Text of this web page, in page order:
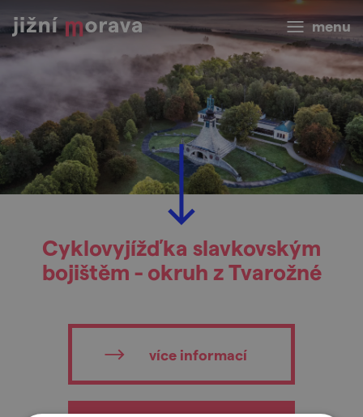
menu
Cyklovyjížďka slavkovským
bojištěm - okruh z Tvarožné
více informací